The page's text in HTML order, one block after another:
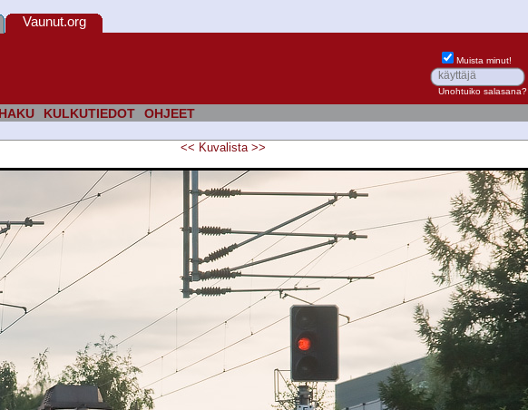
HAKU KULKUTIEDOT OHJEET
Vaunut.org
Muista minut!
Unohtuiko salasana?
<< Kuvalista >>